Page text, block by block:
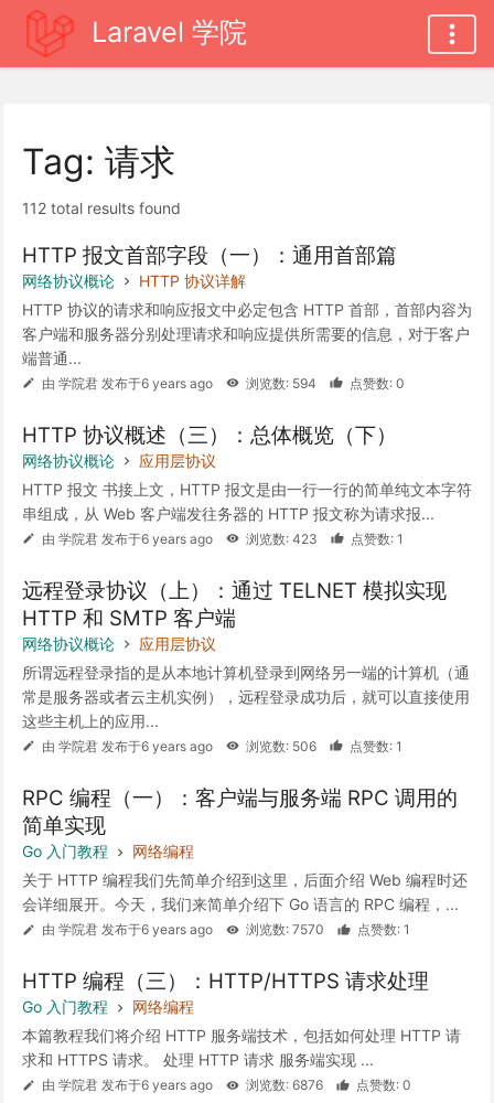
Laravel 学院
Tag: 请求
112 total results found
HTTP 报文首部字段（一）：通用首部篇
网络协议概论
HTTP 协议详解
HTTP 协议的请求和响应报文中必定包含 HTTP 首部，首部内容为
客户端和服务器分别处理请求和响应提供所需要的信息，对于客户
端普通...
由 学院君 发布于6 years ago 浏览数: 594 点赞数: 0
HTTP 协议概述（三）：总体概览（下）
网络协议概论
应用层协议
HTTP 报文 书接上文，HTTP 报文是由一行一行的简单纯文本字符
串组成，从 Web 客户端发往务器的 HTTP 报文称为请求报...
由 学院君 发布于6 years ago 浏览数: 423 点赞数: 1
远程登录协议（上）：通过 TELNET 模拟实现
HTTP 和 SMTP 客户端
网络协议概论
应用层协议
所谓远程登录指的是从本地计算机登录到网络另一端的计算机（通
常是服务器或者云主机实例），远程登录成功后，就可以直接使用
这些主机上的应用...
由 学院君 发布于6 years ago 浏览数: 506 点赞数: 1
RPC 编程（一）：客户端与服务端 RPC 调用的
简单实现
Go 入门教程
网络编程
关于 HTTP 编程我们先简单介绍到这里，后面介绍 Web 编程时还
会详细展开。今天，我们来简单介绍下 Go 语言的 RPC 编程，...
由 学院君 发布于6 years ago 浏览数: 7570 点赞数: 1
HTTP 编程（三）：HTTP/HTTPS 请求处理
Go 入门教程
网络编程
本篇教程我们将介绍 HTTP 服务端技术，包括如何处理 HTTP 请
求和 HTTPS 请求。 处理 HTTP 请求 服务端实现 ...
由 学院君 发布于6 years ago 浏览数: 6876 点赞数: 0